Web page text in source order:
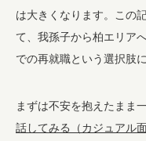
は大きくなります。この
て、我孫子から柏エリア
での再就職という選択肢
まずは不安を抱えたまま
話してみる（カジュアル